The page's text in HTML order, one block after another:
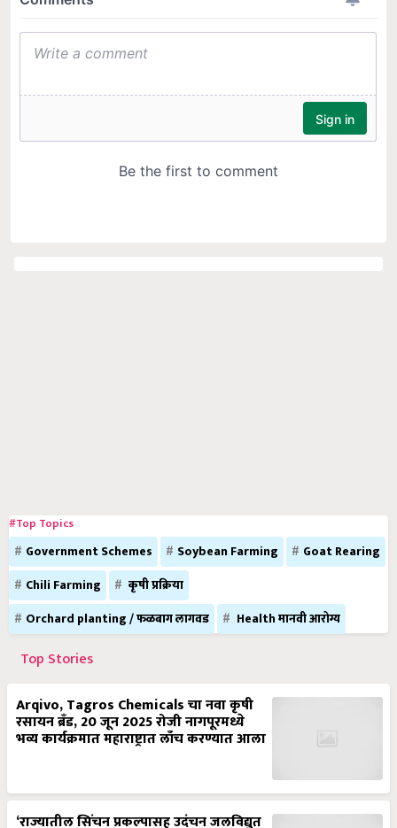
#Top Topics
Government Schemes Soybean Farming
Goat Rearing
Chili Farming
कृषी प्रक्रिया
Orchard planting / फळबाग लागवड
Health मानवी आरोग्य
Top Stories
Arqivo, Tagros Chemicals चा नवा कृषी
रसायन ब्रँड, 20 जून 2025 रोजी नागपूरमध्ये
भव्य कार्यक्रमात महाराष्ट्रात लाँच करण्यात आला
‘राज्यातील सिंचन प्रकल्पासह उदंचन जलविद्युत